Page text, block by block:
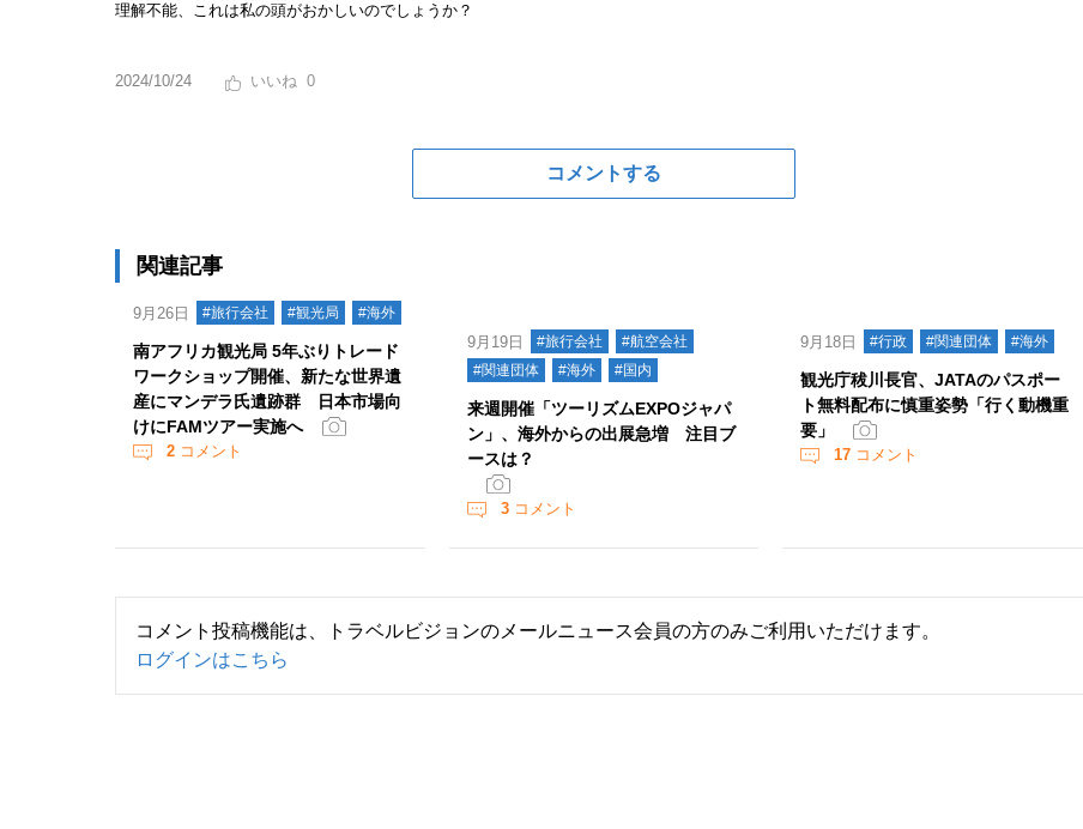
理解不能、これは私の頭がおかしいのでしょうか？
2024/10/24 0
コメントする
関連記事
9月26日 #旅行会社 #観光局 #海外
南アフリカ観光局 5年ぶりトレード
ワークショップ開催、新たな世界遺
産にマンデラ氏遺跡群 日本市場向
けにFAMツアー実施へ
2 コメント
9月19日 #旅行会社
#航空会社
#関連団体
#海外 #国内
来週開催「ツーリズムEXPOジャパ
ン」、海外からの出展急増 注目ブ
ースは？
3コメント
9月18日 #行政 #関連団体 #海外
観光庁秡川長官、JATAのパスポー
ト無料配布に慎重姿勢「行く動機重
要」
17 コメント
コメント投稿機能は、トラベルビジョンのメールニュース会員の方のみご利用いただけます。
ログインはこちら